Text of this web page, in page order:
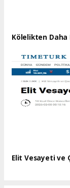
Kölelikten Daha
Elit Vesayeti ve